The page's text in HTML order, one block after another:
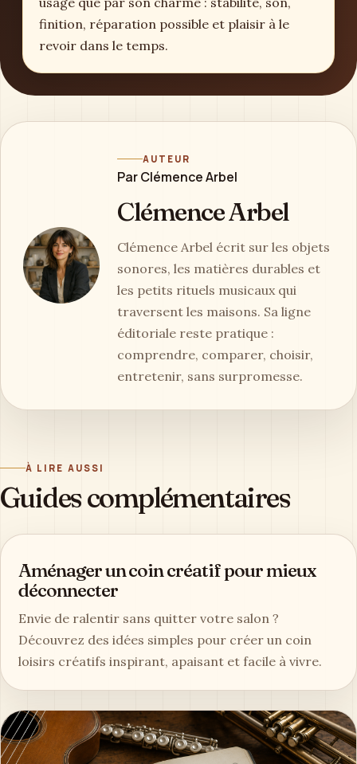
finition, réparation possible et plaisir à le
revoir dans le temps.
AUTEUR
Par Clémence Arbel
Clémence Arbel
Clémence Arbel écrit sur les objets
sonores, les matières durables et
les petits rituels musicaux qui
traversent les maisons. Sa ligne
éditoriale reste pratique :
comprendre, comparer, choisir,
entretenir, sans surpromesse.
À LIRE AUSSI
Guides complémentaires
Aménager un coin créatif pour mieux
déconnecter
Envie de ralentir sans quitter votre salon ?
Découvrez des idées simples pour créer un coin
loisirs créatifs inspirant, apaisant et facile à vivre.